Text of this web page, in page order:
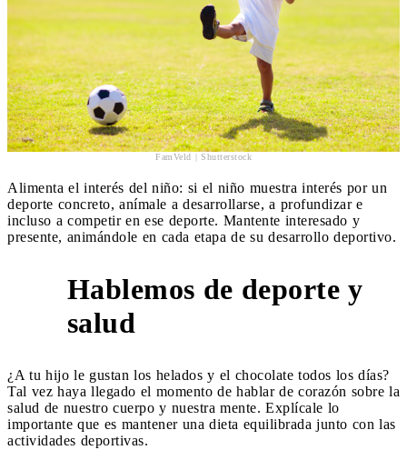
FamVeld | Shutterstock
Alimenta el interés del niño: si el niño muestra interés por un
deporte concreto, anímale a desarrollarse, a profundizar e
incluso a competir en ese deporte. Mantente interesado y
presente, animándole en cada etapa de su desarrollo deportivo.
Hablemos de deporte y
salud
¿A tu hijo le gustan los helados y el chocolate todos los días?
Tal vez haya llegado el momento de hablar de corazón sobre la
salud de nuestro cuerpo y nuestra mente. Explícale lo
importante que es mantener una dieta equilibrada junto con las
actividades deportivas.